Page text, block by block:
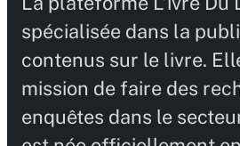
spécialisée dans la
contenus sur le livre.
mission de faire des
enquêtes dans le